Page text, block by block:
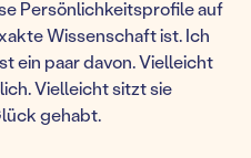
Persönlichkeitsprofile auf
Wissenschaft ist. Ich
ein paar davon. Vielleicht
Vielleicht sitzt sie
gehabt.